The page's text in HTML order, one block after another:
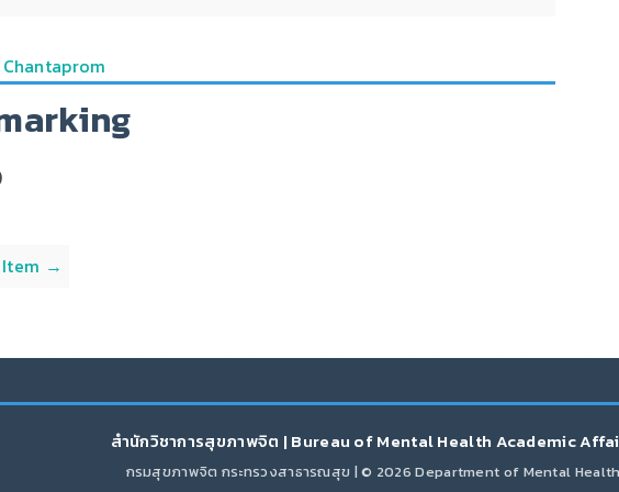
Item →
สำนักวิชาการสุขภาพจิต | Bureau of Mental Health Academic
กรมสุขภาพจิต กระทรวงสาธารณสุข | © 2026 Department of Mental Health